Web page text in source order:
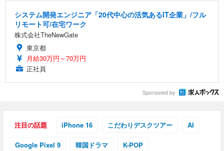
システム開発エンジニア「20代中心の活気あるIT企業」/フル
リモート可/在宅ワーク
株式会社TheNewGate
東京都
月給30万円～70万円
正社員
Sponsored by
注目の話題 iPhone 16 こだわりデスクツアー AI
Google Pixel 9 韓国ドラマ K-POP